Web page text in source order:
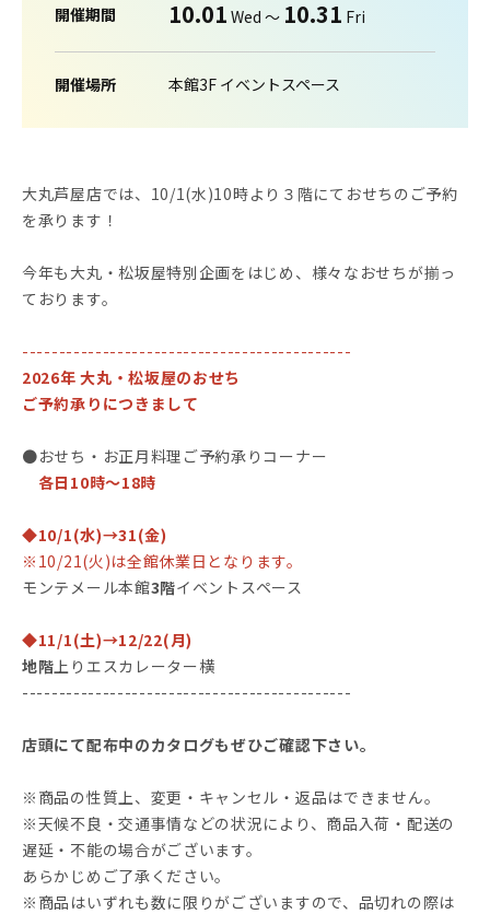
開催期間 10.01 Wed 〜 10.31 Fri
開催場所 本館3F イベントスペース
大丸芦屋店では、10/1(水)10時より３階にておせちのご予約
を承ります！
今年も大丸・松坂屋特別企画をはじめ、様々なおせちが揃っ
ております。
---------------------------------------------
2026年 大丸・松坂屋のおせち
ご予約承りにつきまして
●おせち・お正月料理ご予約承りコーナー
各日10時〜18時
◆10/1(水)→31(金)
※10/21(火)は全館休業日となります。
モンテメール本館3階イベントスペース
◆11/1(土)→12/22(月)
地階上りエスカレーター横
---------------------------------------------
店頭にて配布中のカタログもぜひご確認下さい。
※商品の性質上、変更・キャンセル・返品はできません。
※天候不良・交通事情などの状況により、商品入荷・配送の
遅延・不能の場合がございます。
あらかじめご了承ください。
※商品はいずれも数に限りがございますので、品切れの際は